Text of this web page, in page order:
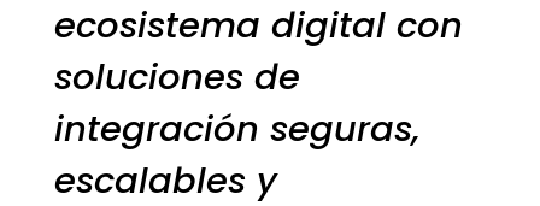
ecosistema digital con
soluciones de
integración seguras,
escalables y